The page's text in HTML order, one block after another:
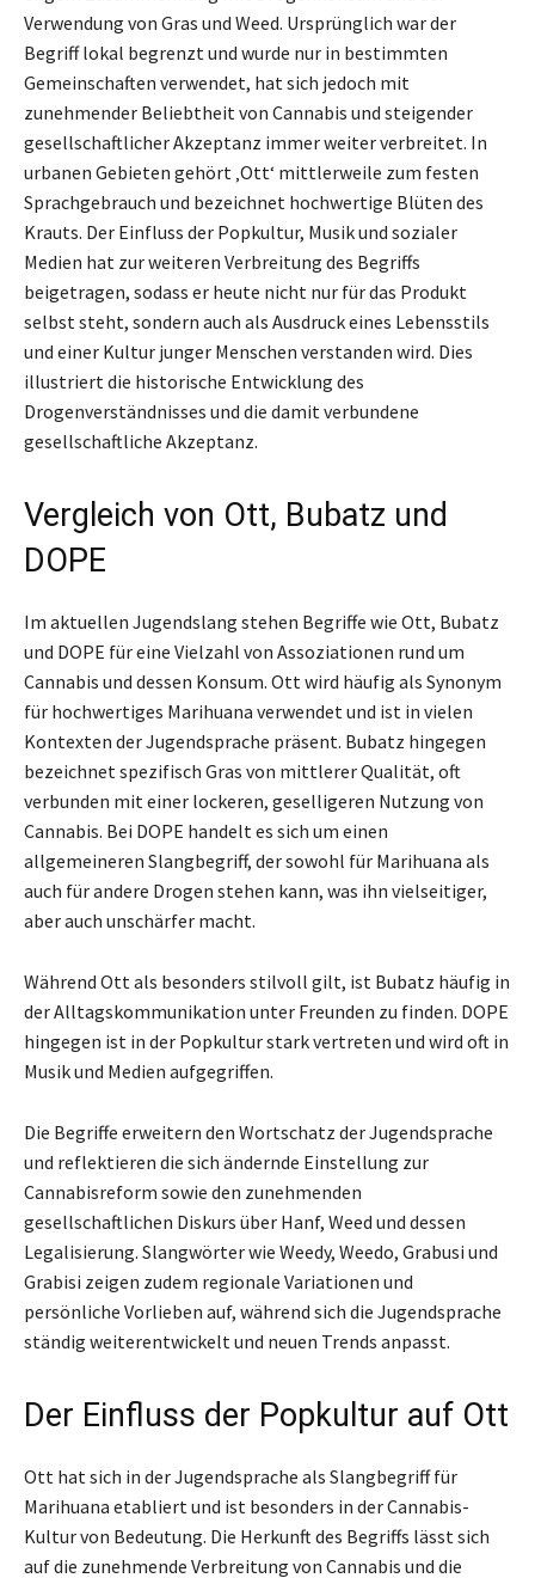
Verwendung von Gras und Weed. Ursprünglich war der
Begriff lokal begrenzt und wurde nur in bestimmten
Gemeinschaften verwendet, hat sich jedoch mit
zunehmender Beliebtheit von Cannabis und steigender
gesellschaftlicher Akzeptanz immer weiter verbreitet. In
urbanen Gebieten gehört ‚Ott‘ mittlerweile zum festen
Sprachgebrauch und bezeichnet hochwertige Blüten des
Krauts. Der Einfluss der Popkultur, Musik und sozialer
Medien hat zur weiteren Verbreitung des Begriffs
beigetragen, sodass er heute nicht nur für das Produkt
selbst steht, sondern auch als Ausdruck eines Lebensstils
und einer Kultur junger Menschen verstanden wird. Dies
illustriert die historische Entwicklung des
Drogenverständnisses und die damit verbundene
gesellschaftliche Akzeptanz.
Vergleich von Ott, Bubatz und
DOPE
Im aktuellen Jugendslang stehen Begriffe wie Ott, Bubatz
und DOPE für eine Vielzahl von Assoziationen rund um
Cannabis und dessen Konsum. Ott wird häufig als Synonym
für hochwertiges Marihuana verwendet und ist in vielen
Kontexten der Jugendsprache präsent. Bubatz hingegen
bezeichnet spezifisch Gras von mittlerer Qualität, oft
verbunden mit einer lockeren, geselligeren Nutzung von
Cannabis. Bei DOPE handelt es sich um einen
allgemeineren Slangbegriff, der sowohl für Marihuana als
auch für andere Drogen stehen kann, was ihn vielseitiger,
aber auch unschärfer macht.
Während Ott als besonders stilvoll gilt, ist Bubatz häufig in
der Alltagskommunikation unter Freunden zu finden. DOPE
hingegen ist in der Popkultur stark vertreten und wird oft in
Musik und Medien aufgegriffen.
Die Begriffe erweitern den Wortschatz der Jugendsprache
und reflektieren die sich ändernde Einstellung zur
Cannabisreform sowie den zunehmenden
gesellschaftlichen Diskurs über Hanf, Weed und dessen
Legalisierung. Slangwörter wie Weedy, Weedo, Grabusi und
Grabisi zeigen zudem regionale Variationen und
persönliche Vorlieben auf, während sich die Jugendsprache
ständig weiterentwickelt und neuen Trends anpasst.
Der Einfluss der Popkultur auf Ott
Ott hat sich in der Jugendsprache als Slangbegriff für
Marihuana etabliert und ist besonders in der Cannabis-
Kultur von Bedeutung. Die Herkunft des Begriffs lässt sich
auf die zunehmende Verbreitung von Cannabis und die